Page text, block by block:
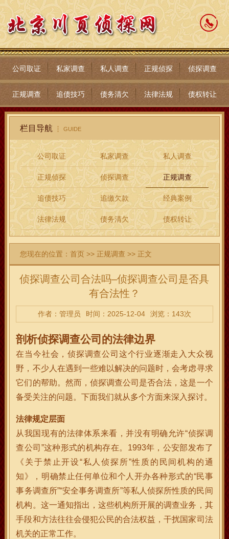
公司取证 私家调查 私人调查 正规侦探 侦探调查
正规调查 追债技巧 债务清欠 法律法规 债权转让
栏目导航 GUIDE
公司取证 私家调查 私人调查
正规侦探 侦探调查 正规调查
追债技巧 追缴欠款 经典案例
法律法规 债务清欠 债权转让
您现在的位置：首页 >> 正规调查 >> 正文
侦探调查公司合法吗–侦探调查公司是否具
有合法性？
作者：管理员 时间：2025-12-04 浏览：143次
剖析侦探调查公司的法律边界
在当今社会，侦探调查公司这个行业逐渐走入大众视
野，不少人在遇到一些难以解决的问题时，会考虑寻求
它们的帮助。然而，侦探调查公司是否合法，这是一个
备受关注的问题。下面我们就从多个方面来深入探讨。
法律规定层面
从我国现有的法律体系来看，并没有明确允许“侦探调
查公司”这种形式的机构存在。1993年，公安部发布了
《关于禁止开设“私人侦探所”性质的民间机构的通
知》，明确禁止任何单位和个人开办各种形式的“民事
事务调查所”“安全事务调查所”等私人侦探所性质的民间
机构。这一通知指出，这些机构所开展的调查业务，其
手段和方法往往会侵犯公民的合法权益，干扰国家司法
机关的正常工作。